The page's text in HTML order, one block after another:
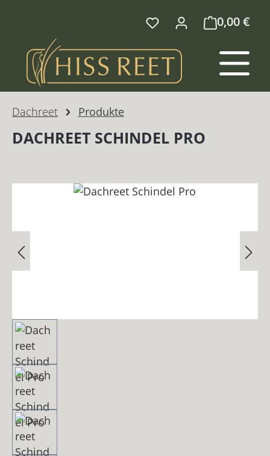
0,00 €
Dachreet Produkte
DACHREET SCHINDEL PRO
Bildergalerie überspringen